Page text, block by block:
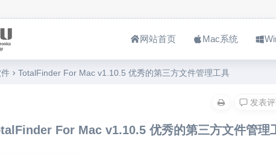
网站首页 Mac系统
TotalFinder For Mac v1.10.5 优秀的第三方文件管理工具
For Mac v1.10.5 优秀的第三方文件管理
发表